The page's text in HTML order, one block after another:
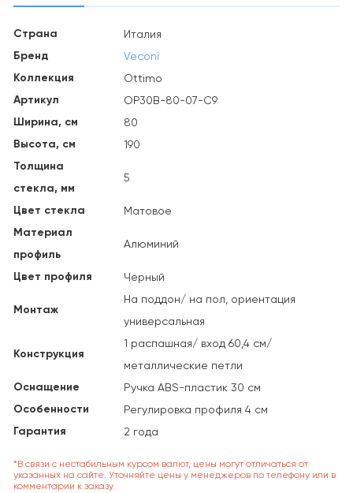
Страна Италия
Бренд Veconi
Коллекция Ottimo
Артикул OP30B-80-07-C9
Ширина, см 80
Высота, см 190
Толщина
стекла, мм
5
Цвет стекла Матовое
Материал
профиль
Алюминий
Цвет профиля Черный
Монтаж
На поддон/ на пол, ориентация
универсальная
Конструкция
1 распашная/ вход 60,4 см/
металлические петли
Оснащение Ручка ABS-пластик 30 см
Особенности Регулировка профиля 4 см
Гарантия 2 года
*В связи с нестабильным курсом валют, цены могут отличаться от
указанных на сайте. Уточняйте цены у менеджеров по телефону или в
комментарии к заказу.